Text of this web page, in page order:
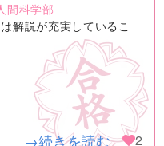
間科学部
解説が充実しているこ
→続きを読む 2